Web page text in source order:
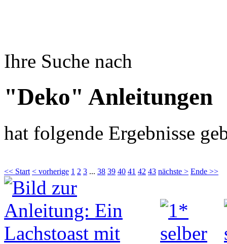
Ihre Suche nach
"Deko" Anleitungen
hat folgende Ergebnisse
<< Start < vorherige 1 2 3 ... 38 39 40 41 42 43 nächste > Ende >>